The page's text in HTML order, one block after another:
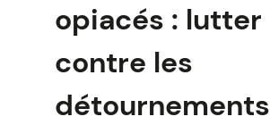
opiacés : lutter
contre les
détournements